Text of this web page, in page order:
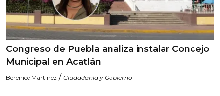
Congreso de Puebla analiza instalar Concejo
Municipal en Acatlán
Berenice Martinez / Ciudadanía y Gobierno